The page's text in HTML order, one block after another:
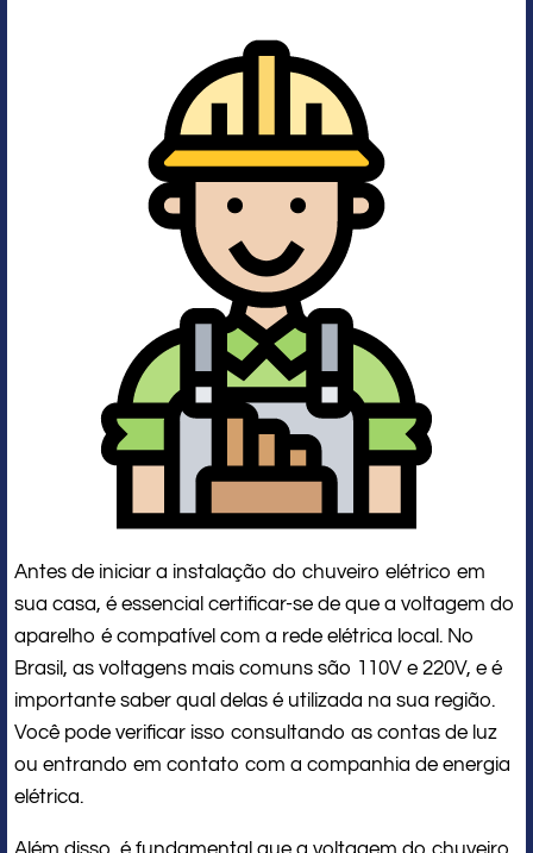
Antes de iniciar a instalação do chuveiro elétrico em
sua casa, é essencial certificar-se de que a voltagem do
aparelho é compatível com a rede elétrica local. No
Brasil, as voltagens mais comuns são 110V e 220V, e é
importante saber qual delas é utilizada na sua região.
Você pode verificar isso consultando as contas de luz
ou entrando em contato com a companhia de energia
elétrica.